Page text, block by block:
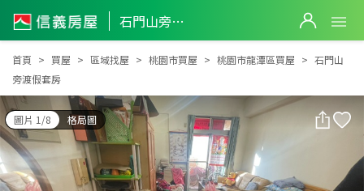
石門山旁渡假套房
石門山旁渡假套房
首頁 買屋 區域找屋 桃園市買屋 桃園市龍潭區買屋
石門山
旁渡假套房
圖片 1/8 格局圖